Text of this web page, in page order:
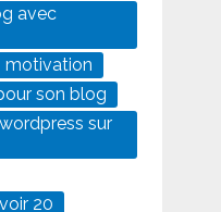
avec
motivation
son blog
sur
20